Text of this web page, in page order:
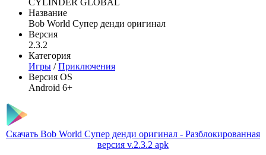
Название
Bob World Супер денди оригинал
Версия
2.3.2
Категория
Игры /Приключения
Версия OS
Android 6+
Скачать Bob World Супер денди оригинал - Разблокированная
версия v.2.3.2 apk